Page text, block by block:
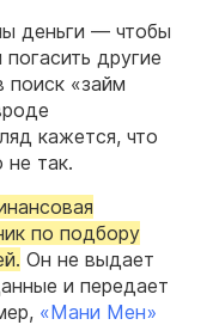
деньги — чтобы
другие
поиск «займ
кажется, что
так.
по подбору
Он не выдает
и передает
«Мани Мен»